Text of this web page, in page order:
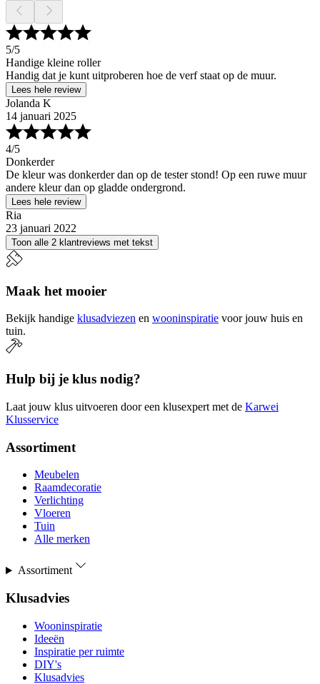
5/5
Handige kleine roller
Handig dat je kunt uitproberen hoe de verf staat op de muur.
Lees hele review
Jolanda K
14 januari 2025
4/5
Donkerder
De kleur was donkerder dan op de tester stond! Op een ruwe muur
andere kleur dan op gladde ondergrond.
Lees hele review
Ria
23 januari 2022
Toon alle 2 klantreviews met tekst
Maak het mooier
Bekijk handige klusadviezen en wooninspiratie voor jouw huis en
tuin.
Hulp bij je klus nodig?
Laat jouw klus uitvoeren door een klusexpert met de Karwei
Klusservice
Assortiment
Meubelen
Raamdecoratie
Verlichting
Vloeren
Tuin
Alle merken
Assortiment
Klusadvies
Wooninspiratie
Ideeën
Inspiratie per ruimte
DIY's
Klusadvies